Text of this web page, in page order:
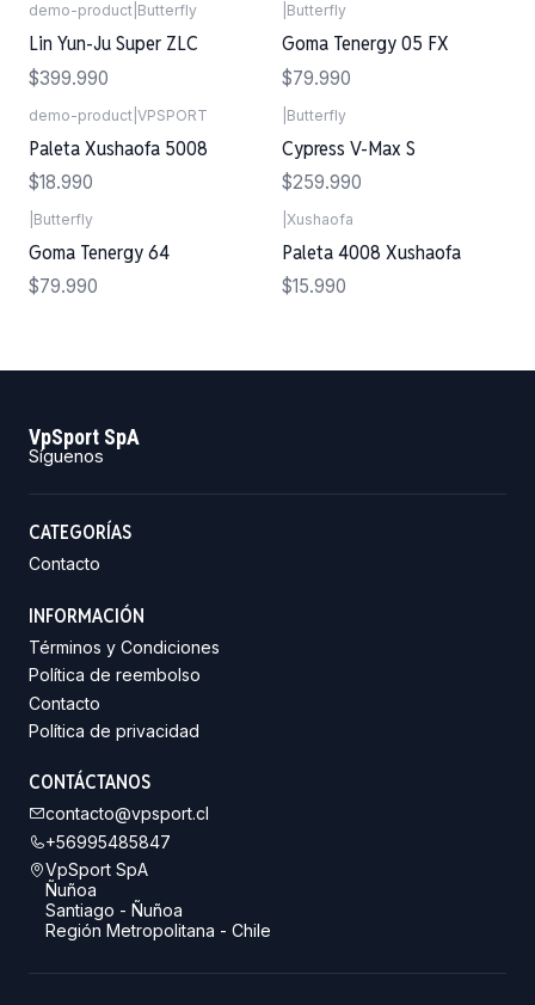
demo-product Butterfly
Lin Yun-Ju Super ZLC
$399.990
Butterfly
Goma Tenergy 05 FX
$79.990
demo-product VPSPORT
Paleta Xushaofa 5008
$18.990
Butterfly
Cypress V-Max S
$259.990
Butterfly
Goma Tenergy 64
$79.990
Xushaofa
Paleta 4008 Xushaofa
$15.990
VpSport SpA
Síguenos
CATEGORÍAS
Contacto
INFORMACIÓN
Términos y Condiciones
Política de reembolso
Contacto
Política de privacidad
CONTÁCTANOS
contacto@vpsport.cl
+56995485847
VpSport SpA
Ñuñoa
Santiago - Ñuñoa
Región Metropolitana - Chile